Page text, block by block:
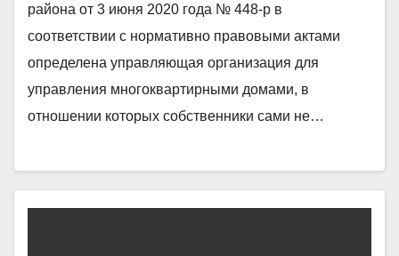
района от 3 июня 2020 года № 448-р в
соответствии с нормативно правовыми актами
определена управляющая организация для
управления многоквартирными домами, в
отношении которых собственники сами не…